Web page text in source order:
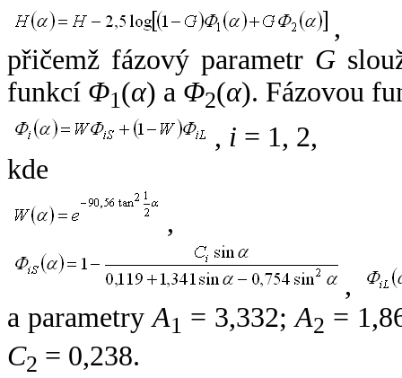
,
přičemž fázový parametr G
funkcí Φ1(α) a Φ2(α). Fázovou
, i = 1, 2,
kde
,
,
a parametryA1 = 3,332;A2 =
C2 = 0,238.